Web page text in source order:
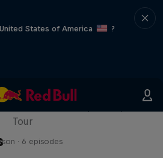
States of America
?
Replay
Tour
· 6 episodes